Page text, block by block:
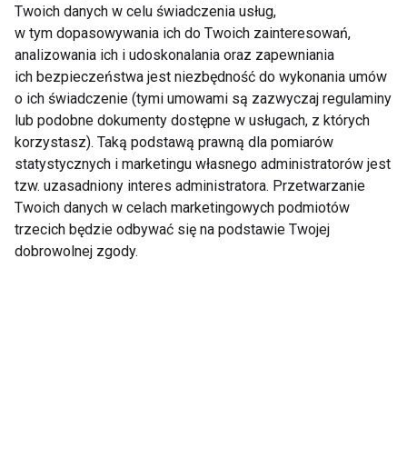
Nowe balsamy do rąk
z mlekami roślinnymi -
zbilansowana porcja
zdrowia dla Twoich
dłoni
Mleko i owoce -
połączenie doskonałe
Twoich danych w celu świadczenia usług,
w tym dopasowywania ich do Twoich zainteresowań,
analizowania ich i udoskonalania oraz zapewniania
ich bezpieczeństwa jest niezbędność do wykonania umów
o ich świadczenie (tymi umowami są zazwyczaj regulaminy
lub podobne dokumenty dostępne w usługach, z których
korzystasz). Taką podstawą prawną dla pomiarów
statystycznych i marketingu własnego administratorów jest
tzw. uzasadniony interes administratora. Przetwarzanie
Twoich danych w celach marketingowych podmiotów
trzecich będzie odbywać się na podstawie Twojej
dobrowolnej zgody.